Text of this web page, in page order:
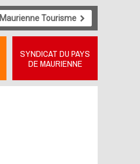
Maurienne Tourisme
SYNDICAT DU PAYS
DE MAURIENNE